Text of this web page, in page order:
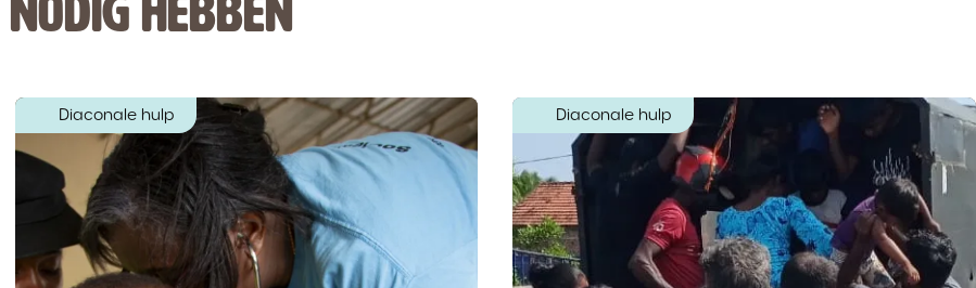
NODIG HEBBEN
Diaconale hulp Diaconale hulp